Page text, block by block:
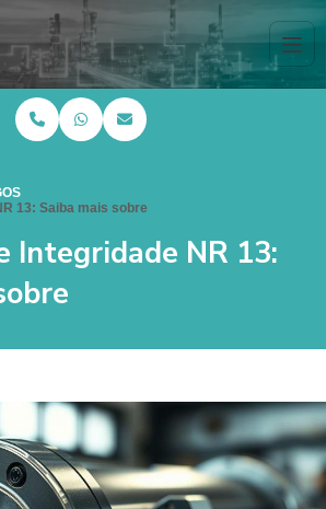
13: Saiba mais sobre
Integridade NR 13: